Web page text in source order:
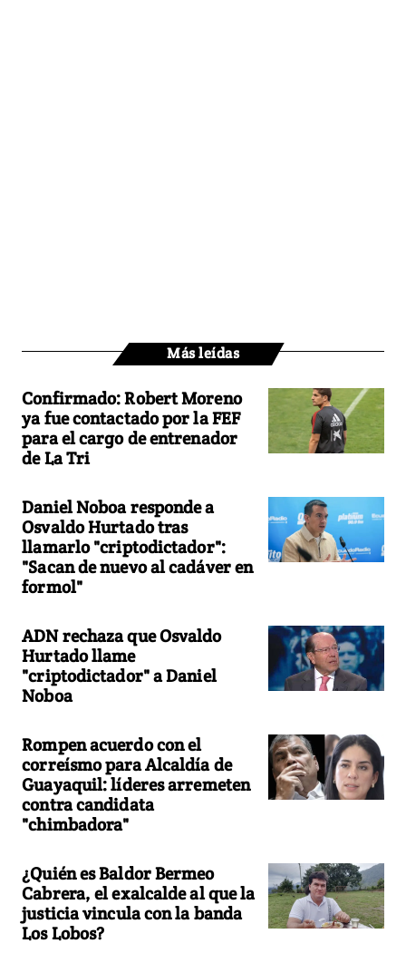
Más leídas
Confirmado: Robert Moreno
ya fue contactado por la FEF
para el cargo de entrenador
de La Tri
Daniel Noboa responde a
Osvaldo Hurtado tras
llamarlo "criptodictador":
"Sacan de nuevo al cadáver en
formol"
ADN rechaza que Osvaldo
Hurtado llame
"criptodictador" a Daniel
Noboa
Rompen acuerdo con el
correísmo para Alcaldía de
Guayaquil: líderes arremeten
contra candidata
"chimbadora"
¿Quién es Baldor Bermeo
Cabrera, el exalcalde al que la
justicia vincula con la banda
Los Lobos?